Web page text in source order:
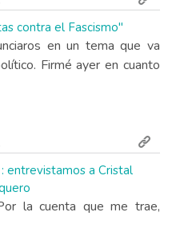
contra el Fascismo"
en un tema que va
Firmé ayer en cuanto
entrevistamos a Cristal
la cuenta que me trae,